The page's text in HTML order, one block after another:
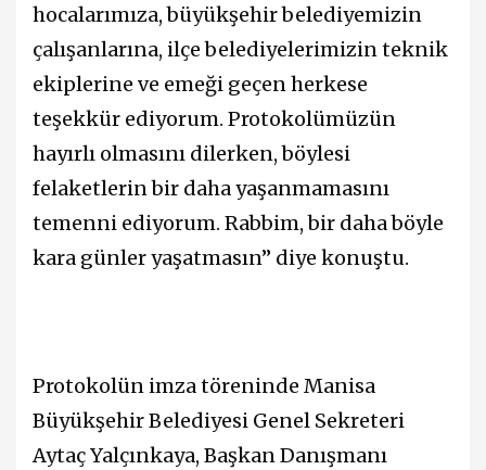
hocalarımıza, büyükşehir belediyemizin
çalışanlarına, ilçe belediyelerimizin teknik
ekiplerine ve emeği geçen herkese
teşekkür ediyorum. Protokolümüzün
hayırlı olmasını dilerken, böylesi
felaketlerin bir daha yaşanmamasını
temenni ediyorum. Rabbim, bir daha böyle
kara günler yaşatmasın” diye konuştu.
Protokolün imza töreninde Manisa
Büyükşehir Belediyesi Genel Sekreteri
Aytaç Yalçınkaya, Başkan Danışmanı